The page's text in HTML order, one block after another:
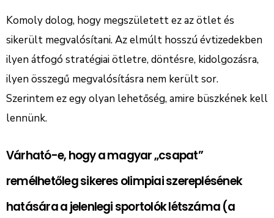
Komoly dolog, hogy megszületett ez az ötlet és
sikerült megvalósítani. Az elmúlt hosszú évtizedekben
ilyen átfogó stratégiai ötletre, döntésre, kidolgozásra,
ilyen összegű megvalósításra nem került sor.
Szerintem ez egy olyan lehetőség, amire büszkének kell
lennünk.
Várható-e, hogy a magyar „csapat”
remélhetőleg sikeres olimpiai szereplésének
hatására a jelenlegi sportolók létszáma (a